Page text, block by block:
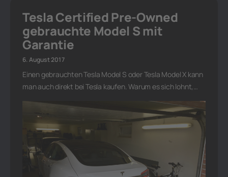
Tesla Certified Pre-Owned
gebrauchte Model S mit
Garantie
6. August 2017
Einen gebrauchten Tesla Model S oder Tesla Model X kann
man auch direkt bei Tesla kaufen. Warum es sich lohnt,…